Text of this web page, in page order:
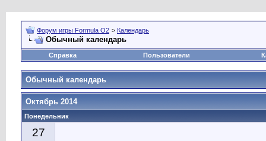
Форум игры Formula O2 > Календарь
Обычный календарь
Справка Пользователи
Обычный календарь
Октябрь 2014
Понедельник
27